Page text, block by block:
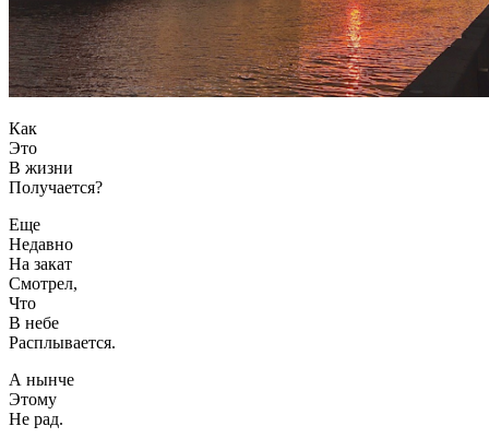
Как
Это
В жизни
Получается?
Еще
Недавно
На закат
Смотрел,
Что
В небе
Расплывается.
А нынче
Этому
Не рад.